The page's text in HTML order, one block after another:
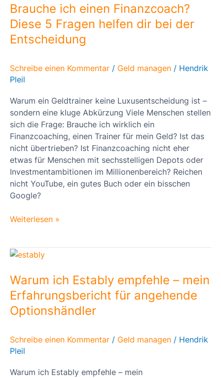
Brauche ich einen Finanzcoach?
Diese 5 Fragen helfen dir bei der
Entscheidung
Schreibe einen Kommentar / Geld managen / Hendrik
Pleil
Warum ein Geldtrainer keine Luxusentscheidung ist –
sondern eine kluge Abkürzung Viele Menschen stellen
sich die Frage: Brauche ich wirklich ein
Finanzcoaching, einen Trainer für mein Geld? Ist das
nicht übertrieben? Ist Finanzcoaching nicht eher
etwas für Menschen mit sechsstelligen Depots oder
Investmentambitionen im Millionenbereich? Reichen
nicht YouTube, ein gutes Buch oder ein bisschen
Google?
einen
Finanzcoach?
Diese
5
helfen
dir
der
Entscheidung
Weiterlesen »
Warum ich Estably empfehle – mein
Erfahrungsbericht für angehende
Optionshändler
Schreibe einen Kommentar / Geld managen / Hendrik
Pleil
Warum ich Estably empfehle – mein
Warum
Estably
empfehle
–
mein
für
angehende